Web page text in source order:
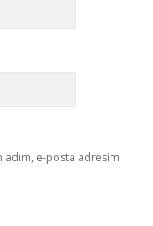
adım, e-posta adresim